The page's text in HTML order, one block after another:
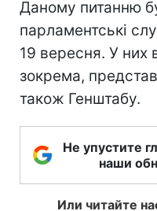
Даному питанню
парламентські
19 вересня. У них
зокрема,
також Генштабу.
Не упустите
наши
Или читайте